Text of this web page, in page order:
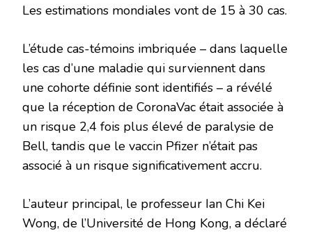
Les estimations mondiales vont de 15 à 30 cas.
L’étude cas-témoins imbriquée – dans laquelle
les cas d’une maladie qui surviennent dans
une cohorte définie sont identifiés – a révélé
que la réception de CoronaVac était associée à
un risque 2,4 fois plus élevé de paralysie de
Bell, tandis que le vaccin Pfizer n’était pas
associé à un risque significativement accru.
L’auteur principal, le professeur Ian Chi Kei
Wong, de l’Université de Hong Kong, a déclaré